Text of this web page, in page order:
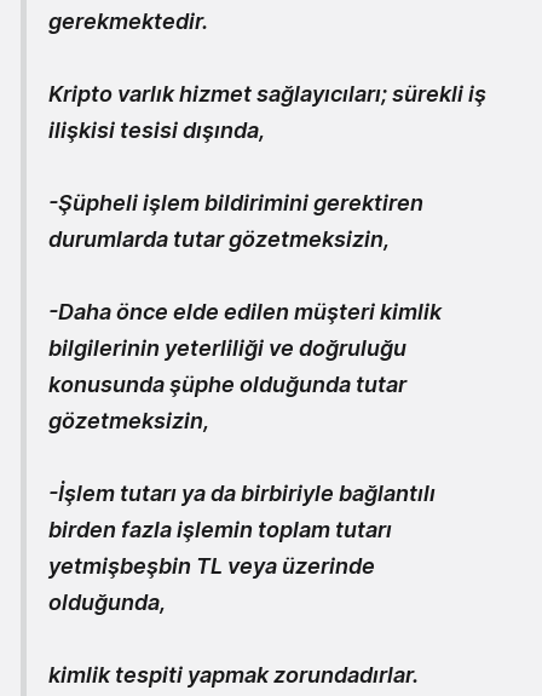
gerekmektedir.
Kripto varlık hizmet sağlayıcıları; sürekli iş
ilişkisi tesisi dışında,
-Şüpheli işlem bildirimini gerektiren
durumlarda tutar gözetmeksizin,
-Daha önce elde edilen müşteri kimlik
bilgilerinin yeterliliği ve doğruluğu
konusunda şüphe olduğunda tutar
gözetmeksizin,
-İşlem tutarı ya da birbiriyle bağlantılı
birden fazla işlemin toplam tutarı
yetmişbeşbin TL veya üzerinde
olduğunda,
kimlik tespiti yapmak zorundadırlar.